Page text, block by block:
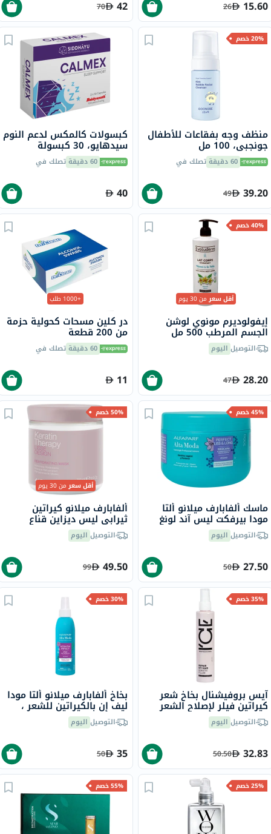
15.60
26
42
70
20% خصم
منظف وجه بفقاعات للأطفال
جونجبي، 100 مل
60 دقيقة تصلك في
39.20
49
كبسولات كالمكس لدعم النوم
سيدهايو، 30 كبسولة
60 دقيقة تصلك في
40
40% خصم
أقل سعرمن 30 يوم
إيفولوديرم مونوي لوشن
الجسم المرطب 500 مل
18341
التوصيل اليوم
28.20
47
+1000 طلب
در كلين مسحات كحولية حزمة
من 200 قطعة
60 دقيقة تصلك في
11
45% خصم
ماسك ألفابارف ميلانو ألتا
مودا بيرفكت ليس آند لونغ
للشعر ، 300 جرام
التوصيل اليوم
27.50
50
50% خصم
أقل سعرمن 30 يوم
ألفابارف ميلانو كيراتين
ثيرابي ليس ديزاين قناع
لتنعيم الشعر وإعادة ترطيبه
200 ملالتوصيل اليوم
49.50
99
35% خصم
آيس بروفيشنال بخاخ شعر
كيراتين فيلر لإصلاح الشعر
100 ملالتوصيل اليوم
32.83
50.50
30% خصم
بخاخ ألفابارف ميلانو ألتا مودا
ليف إن بالكيراتين للشعر ،
150 ملالتوصيل اليوم
35
50
25% خصم 55% خصم